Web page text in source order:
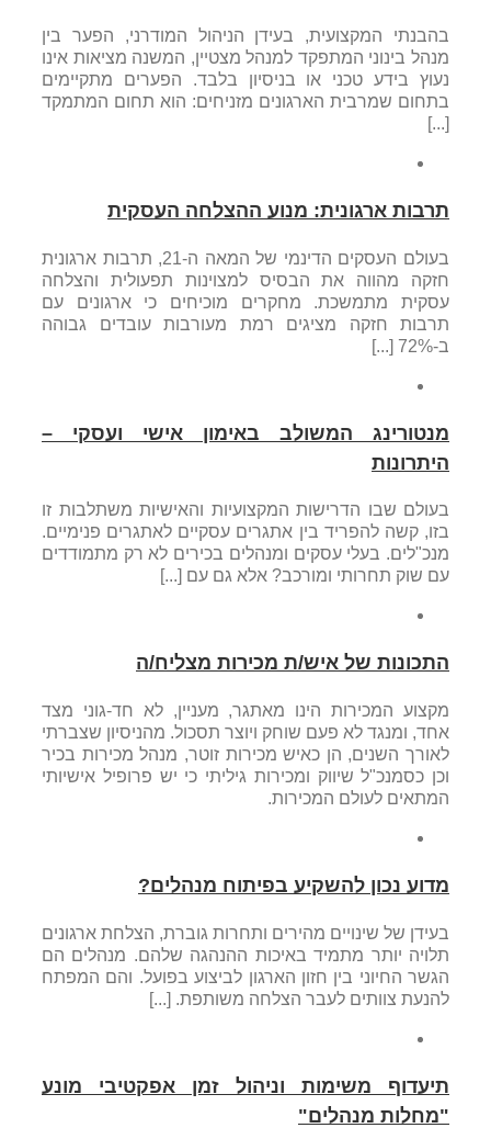
בהבנתי המקצועית, בעידן הניהול המודרני, הפער בין
מנהל בינוני המתפקד למנהל מצטיין, המשנה מציאות אינו
נעוץ בידע טכני או בניסיון בלבד. הפערים מתקיימים
בתחום שמרבית הארגונים מזניחים: הוא תחום המתמקד
[...]
תרבות ארגונית: מנוע ההצלחה העסקית
בעולם העסקים הדינמי של המאה ה-21, תרבות ארגונית
חזקה מהווה את הבסיס למצוינות תפעולית והצלחה
עסקית מתמשכת. מחקרים מוכיחים כי ארגונים עם
תרבות חזקה מציגים רמת מעורבות עובדים גבוהה
ב-72% [...]
מנטורינג המשולב באימון אישי ועסקי –
היתרונות
בעולם שבו הדרישות המקצועיות והאישיות משתלבות זו
בזו, קשה להפריד בין אתגרים עסקיים לאתגרים פנימיים.
מנכ"לים. בעלי עסקים ומנהלים בכירים לא רק מתמודדים
עם שוק תחרותי ומורכב? אלא גם עם [...]
התכונות של איש/ת מכירות מצליח/ה
מקצוע המכירות הינו מאתגר, מעניין, לא חד-גוני מצד
אחד, ומנגד לא פעם שוחק ויוצר תסכול. מהניסיון שצברתי
לאורך השנים, הן כאיש מכירות זוטר, מנהל מכירות בכיר
וכן כסמנכ"ל שיווק ומכירות גיליתי כי יש פרופיל אישיותי
המתאים לעולם המכירות.
מדוע נכון להשקיע בפיתוח מנהלים?
בעידן של שינויים מהירים ותחרות גוברת, הצלחת ארגונים
תלויה יותר מתמיד באיכות ההנהגה שלהם. מנהלים הם
הגשר החיוני בין חזון הארגון לביצוע בפועל. והם המפתח
להנעת צוותים לעבר הצלחה משותפת. [...]
תיעדוף משימות וניהול זמן אפקטיבי מונע
"מחלות מנהלים"